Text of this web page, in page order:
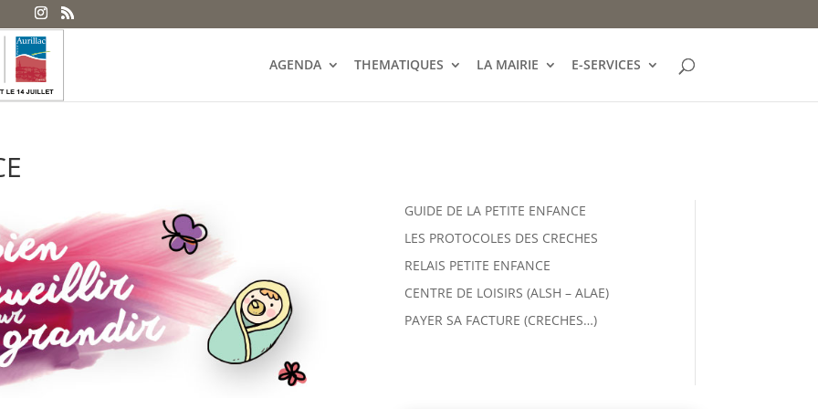
AGENDA THEMATIQUES LA MAIRIE E-SERVICES
GUIDE DE LA PETITE ENFANCE
LES PROTOCOLES DES CRECHES
RELAIS PETITE ENFANCE
CENTRE DE LOISIRS (ALSH – ALAE)
PAYER SA FACTURE (CRECHES…)